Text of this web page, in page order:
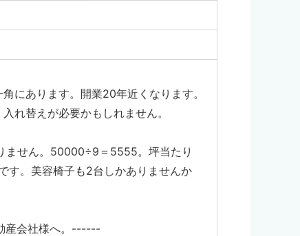
にあります。開業20年近くなります。
れ替えが必要かもしれません。
ません。50000÷9＝5555。坪当たり
す。美容椅子も2台しかありませんか
産会社様へ。------